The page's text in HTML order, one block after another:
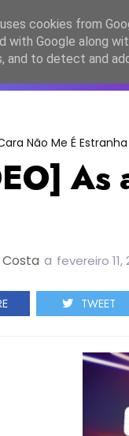
ESC2027
Não Me É Estranha
As
a fevereiro 11,
TWEET
cookies from
with Google along
and to detect and